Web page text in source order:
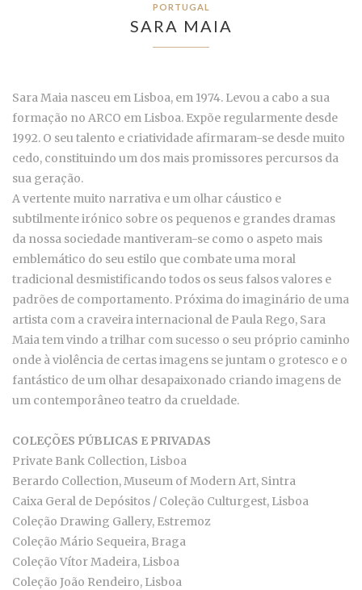
PORTUGAL
SARA MAIA
Sara Maia nasceu em Lisboa, em 1974. Levou a cabo a sua
formação no ARCO em Lisboa. Expõe regularmente desde
1992. O seu talento e criatividade afirmaram-se desde muito
cedo, constituindo um dos mais promissores percursos da
sua geração.
A vertente muito narrativa e um olhar cáustico e
subtilmente irónico sobre os pequenos e grandes dramas
da nossa sociedade mantiveram-se como o aspeto mais
emblemático do seu estilo que combate uma moral
tradicional desmistificando todos os seus falsos valores e
padrões de comportamento. Próxima do imaginário de uma
artista com a craveira internacional de Paula Rego, Sara
Maia tem vindo a trilhar com sucesso o seu próprio caminho
onde à violência de certas imagens se juntam o grotesco e o
fantástico de um olhar desapaixonado criando imagens de
um contemporâneo teatro da crueldade.
COLEÇÕES PÚBLICAS E PRIVADAS
Private Bank Collection, Lisboa
Berardo Collection, Museum of Modern Art, Sintra
Caixa Geral de Depósitos / Coleção Culturgest, Lisboa
Coleção Drawing Gallery, Estremoz
Coleção Mário Sequeira, Braga
Coleção Vítor Madeira, Lisboa
Coleção João Rendeiro, Lisboa